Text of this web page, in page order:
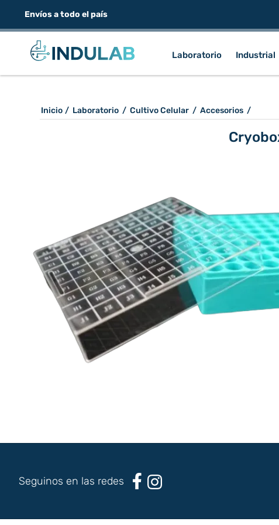
Envíos a todo el país
Laboratorio Industrial
Inicio / Laboratorio / Cultivo Celular / Accesorios /
Seguinos en las redes